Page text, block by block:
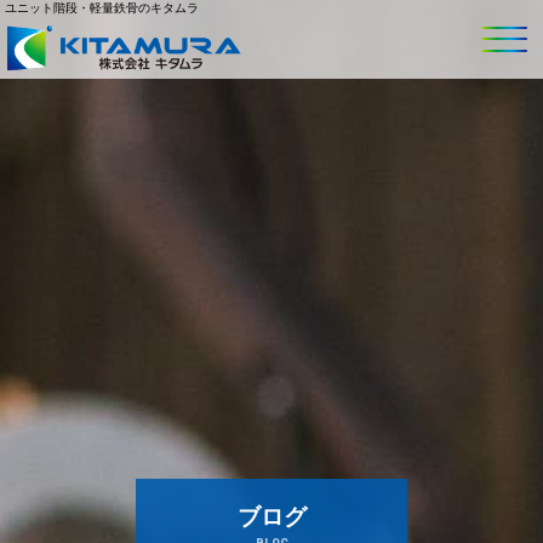
ユニット階段・軽量鉄骨のキタムラ
ブログ